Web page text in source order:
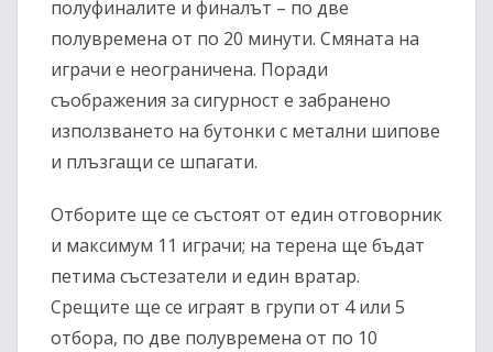
полуфиналите и финалът – по две
полувремена от по 20 минути. Смяната на
играчи е неограничена. Поради
съображения за сигурност е забранено
използването на бутонки с метални шипове
и плъзгащи се шпагати.
Отборите ще се състоят от един отговорник
и максимум 11 играчи; на терена ще бъдат
петима състезатели и един вратар.
Срещите ще се играят в групи от 4 или 5
отбора, по две полувремена от по 10